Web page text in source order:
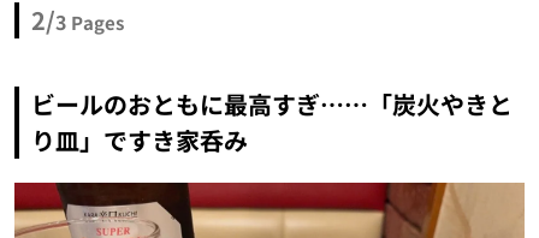
2/3 Pages
ビールのおともに最高すぎ……「炭火やきと
り皿」ですき家呑み